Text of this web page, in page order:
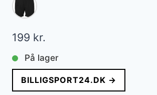
199 kr.
På lager
BILLIGSPORT24.DK →